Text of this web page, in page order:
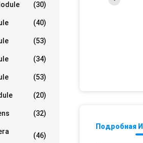
(30)
(40)
(53)
(34)
(53)
(20)
(32)
(46)
Подробная